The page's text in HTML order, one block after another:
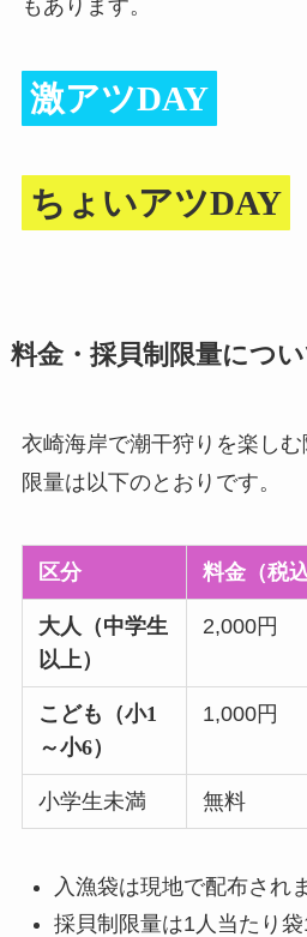
もあります。
激アツDAY
ちょいアツDAY
料金・採貝制限量につ
衣崎海岸で潮干狩りを楽し
限量は以下のとおりです。
区分 料金（税込
大人（中学生
以上）
2,000円
こども（小1
～小6）
1,000円
小学生未満 無料
入漁袋は現地で配布され
採貝制限量は1人当たり